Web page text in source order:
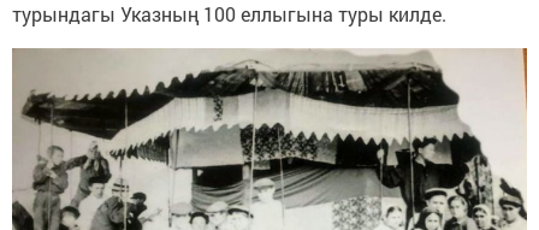
турындагы Указның 100 еллыгына туры килде.